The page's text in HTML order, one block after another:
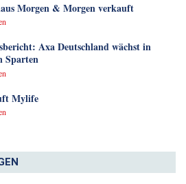
Morgen & Morgen verkauft
Axa Deutschland wächst in
Sparten
Mylife